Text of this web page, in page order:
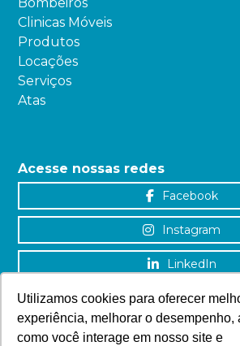
Utilizamos cookies para oferecer
experiência, melhorar o desempenho,
como você interage em nosso site e
Clinicas Móveis
Produtos
Locações
Serviços
Atas
Acesse nossas redes
Facebook
Instagram
LinkedIn
YouTube